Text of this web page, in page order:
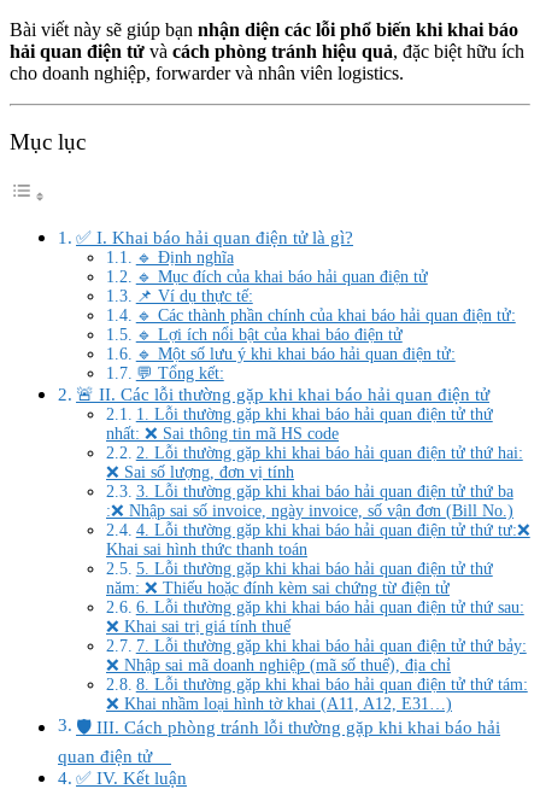
Bài viết này sẽ giúp bạn nhận diện các lỗi phổ biến khi khai báo
hải quan điện tử và cách phòng tránh hiệu quả, đặc biệt hữu ích
cho doanh nghiệp, forwarder và nhân viên logistics.
Mục lục
✅ I. Khai báo hải quan điện tử là gì?
🔹 Định nghĩa
🔹 Mục đích của khai báo hải quan điện tử
📌 Ví dụ thực tế:
🔹 Các thành phần chính của khai báo hải quan điện tử:
🔹 Lợi ích nổi bật của khai báo điện tử
🔹 Một số lưu ý khi khai báo hải quan điện tử:
💬 Tổng kết:
🚨 II. Các lỗi thường gặp khi khai báo hải quan điện tử
1. Lỗi thường gặp khi khai báo hải quan điện tử thứ
nhất: ❌ Sai thông tin mã HS code
2. Lỗi thường gặp khi khai báo hải quan điện tử thứ hai:
❌ Sai số lượng, đơn vị tính
3. Lỗi thường gặp khi khai báo hải quan điện tử thứ ba
:❌ Nhập sai số invoice, ngày invoice, số vận đơn (Bill No.)
4. Lỗi thường gặp khi khai báo hải quan điện tử thứ tư:❌
Khai sai hình thức thanh toán
5. Lỗi thường gặp khi khai báo hải quan điện tử thứ
năm: ❌ Thiếu hoặc đính kèm sai chứng từ điện tử
6. Lỗi thường gặp khi khai báo hải quan điện tử thứ sau:
❌ Khai sai trị giá tính thuế
7. Lỗi thường gặp khi khai báo hải quan điện tử thứ bảy:
❌ Nhập sai mã doanh nghiệp (mã số thuế), địa chỉ
8. Lỗi thường gặp khi khai báo hải quan điện tử thứ tám:
❌ Khai nhầm loại hình tờ khai (A11, A12, E31…)
🛡️ III. Cách phòng tránh lỗi thường gặp khi khai báo hải
quan điện tử
✅ IV. Kết luận